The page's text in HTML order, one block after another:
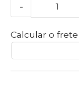
-
Calcular o frete